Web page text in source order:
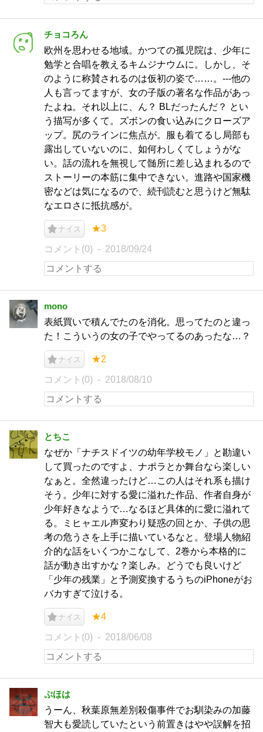
チョコろん
欧州を思わせる地域。かつての孤児院は、少年に
勉学と合唱を教えるキムジナウムに。しかし、そ
のように称賛されるのは仮初の姿で……。---他の
人も言ってますが、女の子版の著名な作品があっ
たよね。それ以上に、ん？ BLだったんだ？ とい
う描写が多くて。ズボンの食い込みにクローズア
ップ。尻のラインに焦点が。服も着てるし局部も
露出していないのに、如何わしくてしょうがな
い。話の流れを無視して髄所に差し込まれるので
ストーリーの本筋に集中できない。進路や国家機
密などは気になるので、続刊読むと思うけど無駄
なエロさに抵抗感が。
ナイス ★3
コメント(0) 2018/09/24
mono
表紙買いで積んでたのを消化。思ってたのと違っ
た！こういうの女の子でやってるのあったな…？
ナイス ★2
コメント(0) 2018/08/10
とちこ
なぜか「ナチスドイツの幼年学校モノ」と勘違い
して買ったのですよ、ナポラとか舞台なら楽しい
なぁと。全然違ったけど…この人はそれ系も描け
そう。少年に対する愛に溢れた作品、作者自身が
少年好きなようで…なるほど具体的に愛に溢れて
る。ミヒャエル声変わり疑惑の回とか、子供の思
考の危うさを上手に描いているなと。登場人物紹
介的な話をいくつかこなして、2巻から本格的に
話が動き出すかな？楽しみ。どうでも良いけど
「少年の残業」と予測変換するうちのiPhoneがお
バカすぎて泣ける。
ナイス ★4
コメント(0) 2018/06/08
ぷほは
うーん、秋葉原無差別殺傷事件でお馴染みの加藤
智大も愛読していたという前置きはやや誤解を招